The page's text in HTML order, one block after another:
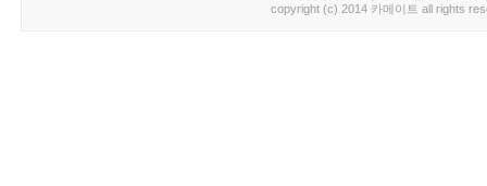
copyright (c) 2014 카메이트 all rights